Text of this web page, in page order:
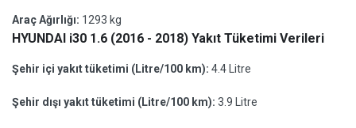
Araç Ağırlığı: 1293 kg
HYUNDAI i30 1.6 (2016 - 2018) Yakıt Tüketimi Verileri
Şehir içi yakıt tüketimi (Litre/100 km): 4.4 Litre
Şehir dışı yakıt tüketimi (Litre/100 km): 3.9 Litre